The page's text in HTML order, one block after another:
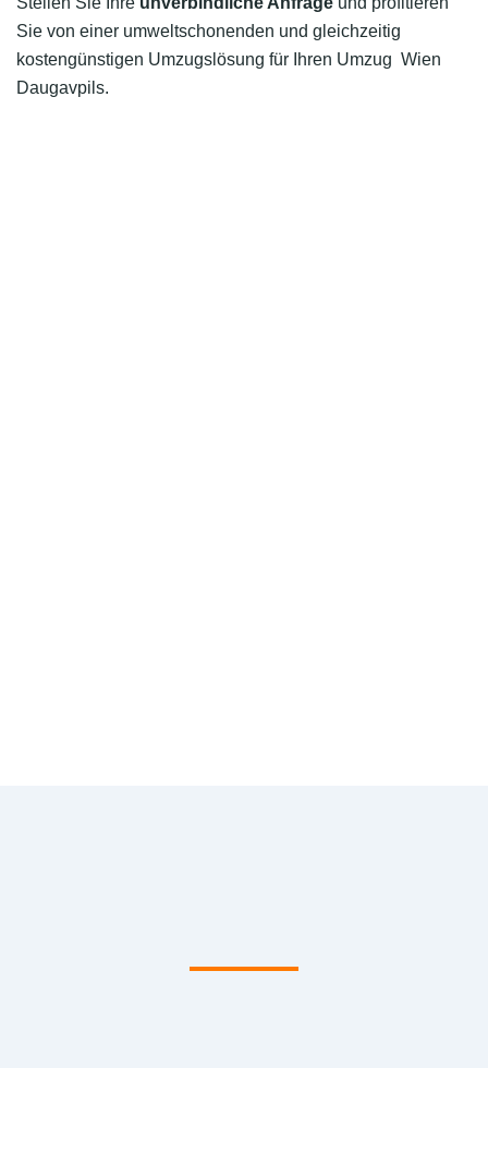
Sie von einer umweltschonenden und gleichzeitig
kostengünstigen Umzugslösung für Ihren Umzug Wien
Daugavpils.